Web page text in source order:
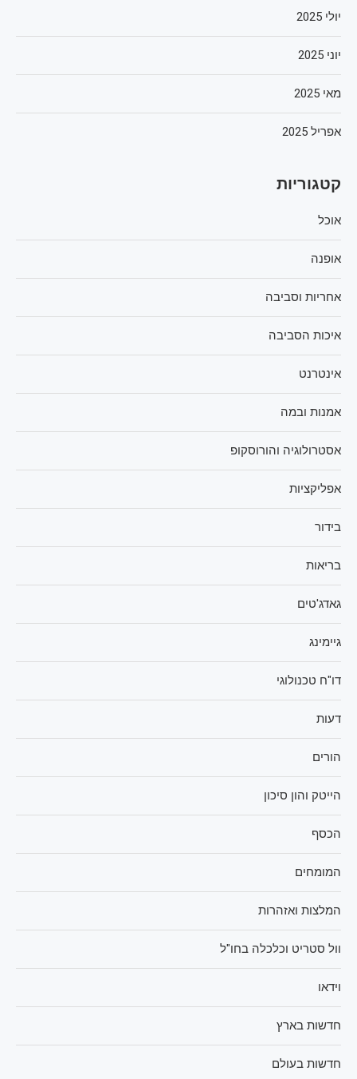
יולי 2025
יוני 2025
מאי 2025
אפריל 2025
קטגוריות
אוכל
אופנה
אחריות וסביבה
איכות הסביבה
אינטרנט
אמנות ובמה
אסטרולוגיה והורוסקופ
אפליקציות
בידור
בריאות
גאדג'טים
גיימינג
דו"ח טכנולוגי
דעות
הורים
הייטק והון סיכון
הכסף
המומחים
המלצות ואזהרות
וול סטריט וכלכלה בחו"ל
וידאו
חדשות בארץ
חדשות בעולם